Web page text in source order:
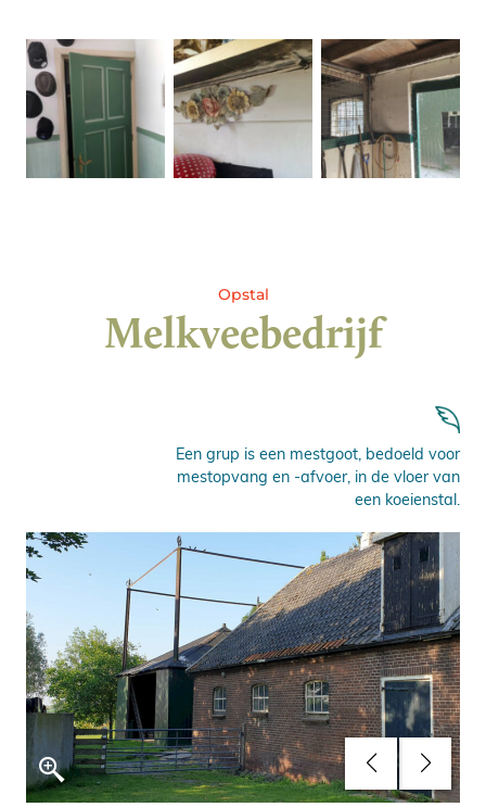
Opstal
Melkveebedrijf
Een grup is een mestgoot, bedoeld voor
mestopvang en -afvoer, in de vloer van
een koeienstal.